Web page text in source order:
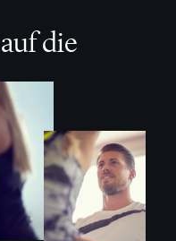
die